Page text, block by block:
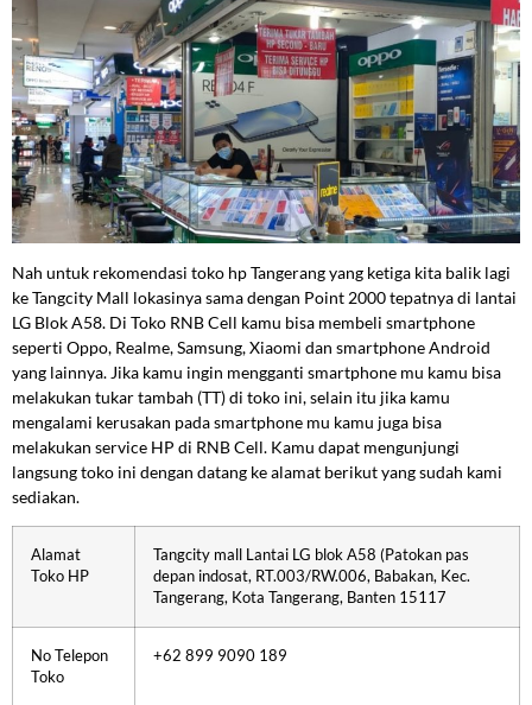
Nah untuk rekomendasi toko hp Tangerang yang ketiga kita balik lagi
ke Tangcity Mall lokasinya sama dengan Point 2000 tepatnya di lantai
LG Blok A58. Di Toko RNB Cell kamu bisa membeli smartphone
seperti Oppo, Realme, Samsung, Xiaomi dan smartphone Android
yang lainnya. Jika kamu ingin mengganti smartphone mu kamu bisa
melakukan tukar tambah (TT) di toko ini, selain itu jika kamu
mengalami kerusakan pada smartphone mu kamu juga bisa
melakukan service HP di RNB Cell. Kamu dapat mengunjungi
langsung toko ini dengan datang ke alamat berikut yang sudah kami
sediakan.
Alamat
Toko HP
Tangcity mall Lantai LG blok A58 (Patokan pas
depan indosat, RT.003/RW.006, Babakan, Kec.
Tangerang, Kota Tangerang, Banten 15117
No Telepon
Toko
+62 899 9090 189